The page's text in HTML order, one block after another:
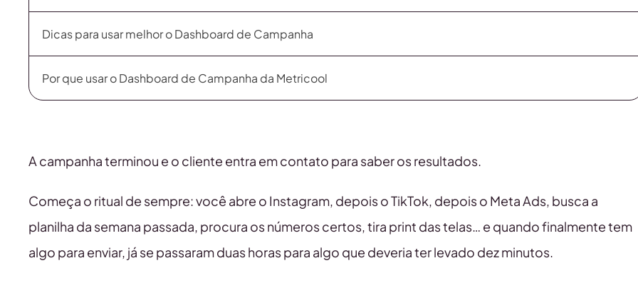
Dicas para usar melhor o Dashboard de Campanha
Por que usar o Dashboard de Campanha da Metricool
A campanha terminou e o cliente entra em contato para saber os resultados.
Começa o ritual de sempre: você abre o Instagram, depois o TikTok, depois o Meta Ads, busca a
planilha da semana passada, procura os números certos, tira print das telas… e quando finalmente tem
algo para enviar, já se passaram duas horas para algo que deveria ter levado dez minutos.